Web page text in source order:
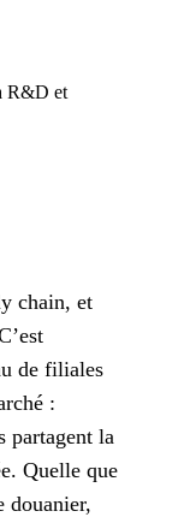
R&D et
chain, et
de filiales
:
partagent la
Quelle que
douanier,